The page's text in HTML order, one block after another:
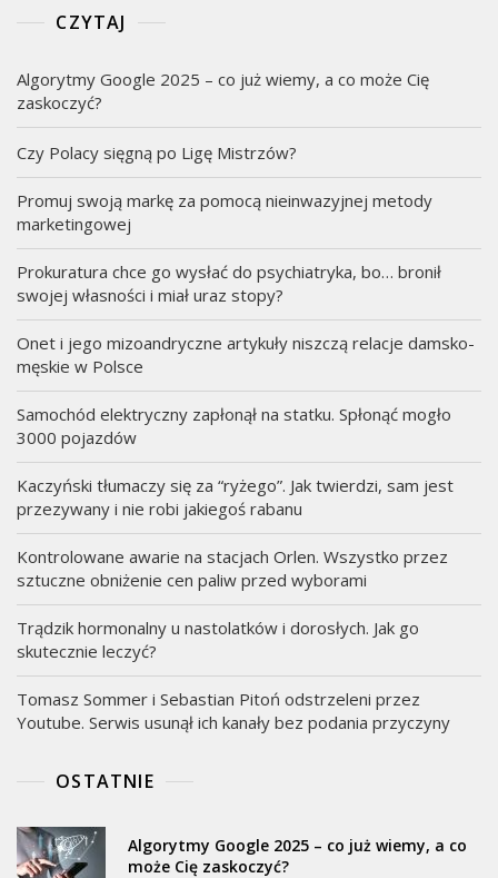
CZYTAJ
Algorytmy Google 2025 – co już wiemy, a co może Cię
zaskoczyć?
Czy Polacy sięgną po Ligę Mistrzów?
Promuj swoją markę za pomocą nieinwazyjnej metody
marketingowej
Prokuratura chce go wysłać do psychiatryka, bo… bronił
swojej własności i miał uraz stopy?
Onet i jego mizoandryczne artykuły niszczą relacje damsko-
męskie w Polsce
Samochód elektryczny zapłonął na statku. Spłonąć mogło
3000 pojazdów
Kaczyński tłumaczy się za “ryżego”. Jak twierdzi, sam jest
przezywany i nie robi jakiegoś rabanu
Kontrolowane awarie na stacjach Orlen. Wszystko przez
sztuczne obniżenie cen paliw przed wyborami
Trądzik hormonalny u nastolatków i dorosłych. Jak go
skutecznie leczyć?
Tomasz Sommer i Sebastian Pitoń odstrzeleni przez
Youtube. Serwis usunął ich kanały bez podania przyczyny
OSTATNIE
Algorytmy Google 2025 – co już wiemy, a co
może Cię zaskoczyć?